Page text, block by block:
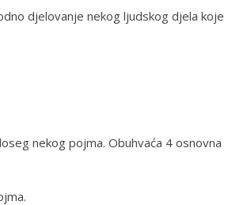
djelovanje nekog ljudskog djela koje
nekog pojma. Obuhvaća 4 osnovna